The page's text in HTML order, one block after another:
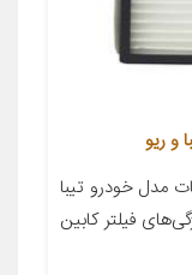
خودرو تیبا
فیلتر کابین